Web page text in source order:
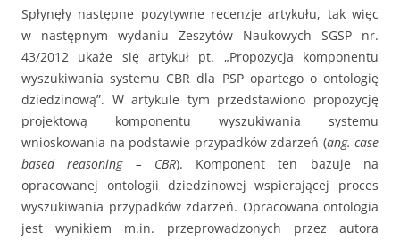
Spłynęły następne pozytywne recenzje artykułu, tak więc
w następnym wydaniu Zeszytów Naukowych SGSP nr.
43/2012 ukaże się artykuł pt. „Propozycja komponentu
wyszukiwania systemu CBR dla PSP opartego o ontologię
dziedzinową”. W artykule tym przedstawiono propozycję
projektową komponentu wyszukiwania systemu
wnioskowania na podstawie przypadków zdarzeń (ang. case
based reasoning – CBR). Komponent ten bazuje na
opracowanej ontologii dziedzinowej wspierającej proces
wyszukiwania przypadków zdarzeń. Opracowana ontologia
jest wynikiem m.in. przeprowadzonych przez autora